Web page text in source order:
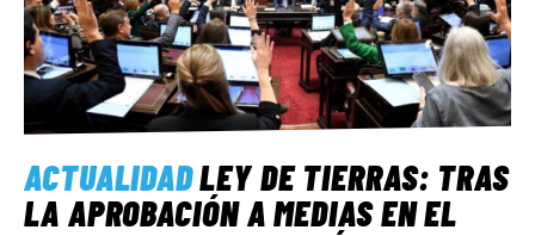
ACTUALIDADLEY DE TIERRAS: TRAS
LA APROBACIÓN A MEDIAS EN EL